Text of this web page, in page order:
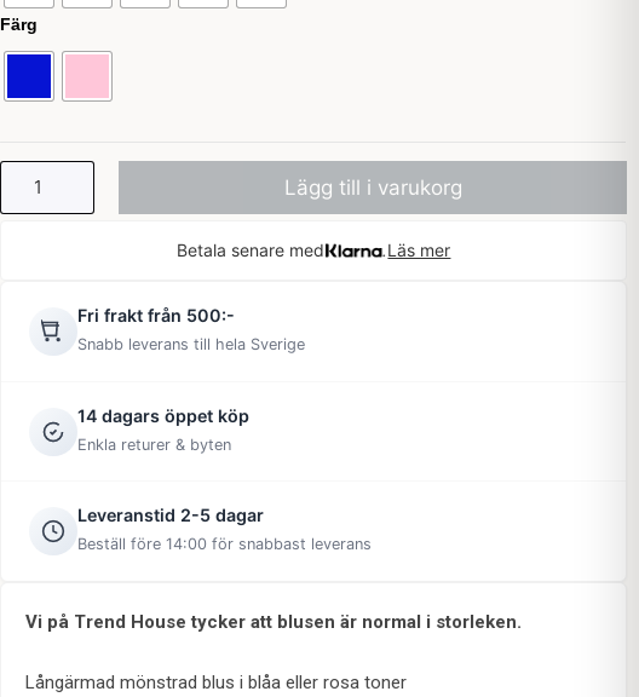
Färg
4
Lägg till i varukorg
Betala senare med Läs mer
Fri frakt från 500:-
Snabb leverans till hela Sverige
14 dagars öppet köp
Enkla returer & byten
Leveranstid 2-5 dagar
Beställ före 14:00 för snabbast leverans
Vi på Trend House tycker att blusen är normal i storleken.
Långärmad mönstrad blus i blåa eller rosa toner